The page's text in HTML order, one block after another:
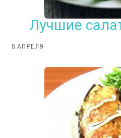
Лучшие
8 АПРЕЛЯ